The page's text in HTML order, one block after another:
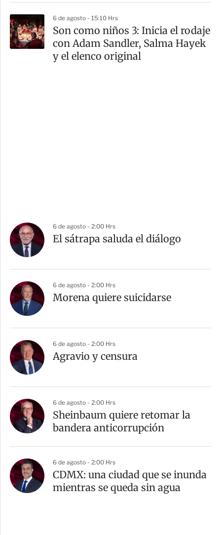
6 de agosto - 15:10 Hrs
Son como niños 3: Inicia el rodaje
con Adam Sandler, Salma Hayek
y el elenco original
6 de agosto - 2:00 Hrs
El sátrapa saluda el diálogo
6 de agosto - 2:00 Hrs
Morena quiere suicidarse
6 de agosto - 2:00 Hrs
Agravio y censura
6 de agosto - 2:00 Hrs
Sheinbaum quiere retomar la
bandera anticorrupción
6 de agosto - 2:00 Hrs
CDMX: una ciudad que se inunda
mientras se queda sin agua